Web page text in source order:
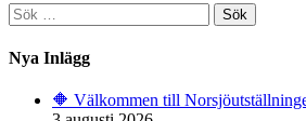
Sök
efter:
Nya Inlägg
🔶️ Välkommen till